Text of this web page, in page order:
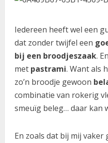
Iedereen heeft wel een
dat zonder twijfel een
bij een broodjeszaak.
met pastrami. Want als
zo’n broodje gewoon
combinatie van rokerig
smeuïg beleg… daar kan
En zoals dat bij mij vaker